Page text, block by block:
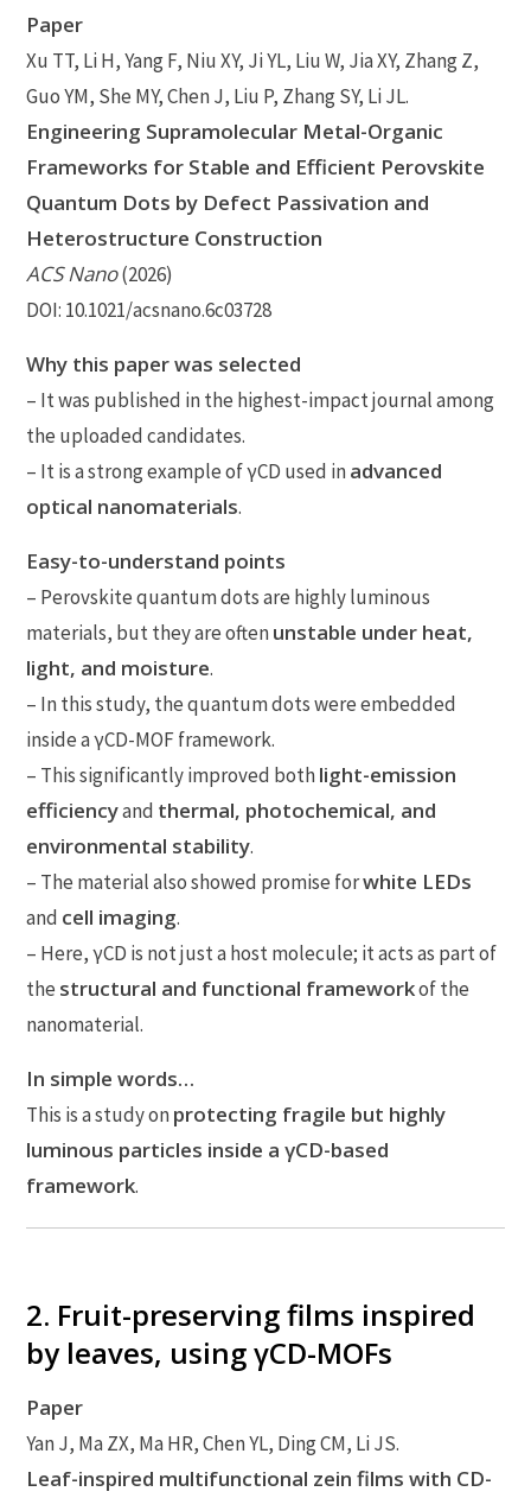
Paper
Xu TT, Li H, Yang F, Niu XY, Ji YL, Liu W, Jia XY, Zhang Z,
Guo YM, She MY, Chen J, Liu P, Zhang SY, Li JL.
Engineering Supramolecular Metal-Organic
Frameworks for Stable and Efficient Perovskite
Quantum Dots by Defect Passivation and
Heterostructure Construction
ACS Nano(2026)
DOI: 10.1021/acsnano.6c03728
Why this paper was selected
– It was published in the highest-impact journal among
the uploaded candidates.
– It is a strong example of γCD used inadvanced
optical nanomaterials.
Easy-to-understand points
– Perovskite quantum dots are highly luminous
materials, but they are oftenunstable under heat,
light, and moisture.
– In this study, the quantum dots were embedded
inside a γCD-MOF framework.
– This significantly improved bothlight-emission
efficiencyand thermal, photochemical, and
environmental stability.
– The material also showed promise forwhite LEDs
and cell imaging.
– Here, γCD is not just a host molecule; it acts as part of
the structural and functional frameworkof the
nanomaterial.
In simple words…
This is a study onprotecting fragile but highly
luminous particles inside a γCD-based
framework.
2. Fruit-preserving films inspired
by leaves, using γCD-MOFs
Paper
Yan J, Ma ZX, Ma HR, Chen YL, Ding CM, Li JS.
Leaf-inspired multifunctional zein films with CD-